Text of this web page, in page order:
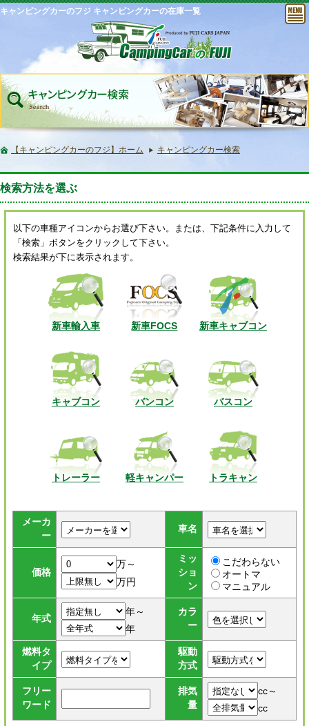
キャンピングカーのフジ キャンピングカーの在庫一覧
【キャンピングカーのフジ】ホーム キャンピングカー検索
検索方法を選ぶ
以下の車種アイコンからお選び下さい。または、下記条件に入力して
「検索」ボタンをクリックして下さい。
検索結果が下に表示されます。
新車輸入車 新車FOCS 新車キャブコン
キャブコン バンコン バスコン
トレーラー 軽キャンパー トラキャン
メーカ
ー
車名
価格
万～
万円
ミッ
ショ
ン
こだわらない
オートマ
マニュアル
年式
年～
年
カラ
ー
燃料タ
イプ
駆動
方式
フリー
ワード
排気
量
cc～
cc